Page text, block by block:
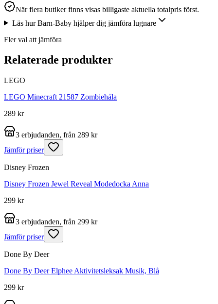
När flera butiker finns visas billigaste aktuella totalpris först.
Läs hur Barn-Baby hjälper dig jämföra lugnare
Fler val att jämföra
Relaterade produkter
LEGO
LEGO Minecraft 21587 Zombiehåla
289 kr
3 erbjudanden, från 289 kr
Jämför priser
Disney Frozen
Disney Frozen Jewel Reveal Modedocka Anna
299 kr
3 erbjudanden, från 299 kr
Jämför priser
Done By Deer
Done By Deer Elphee Aktivitetsleksak Musik, Blå
299 kr